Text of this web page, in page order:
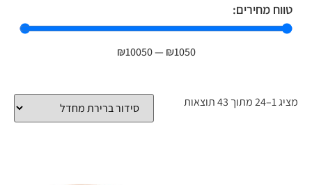
טווח מחירים:
₪1050
—
₪10050
מציג 1–24 מתוך 43 תוצאות